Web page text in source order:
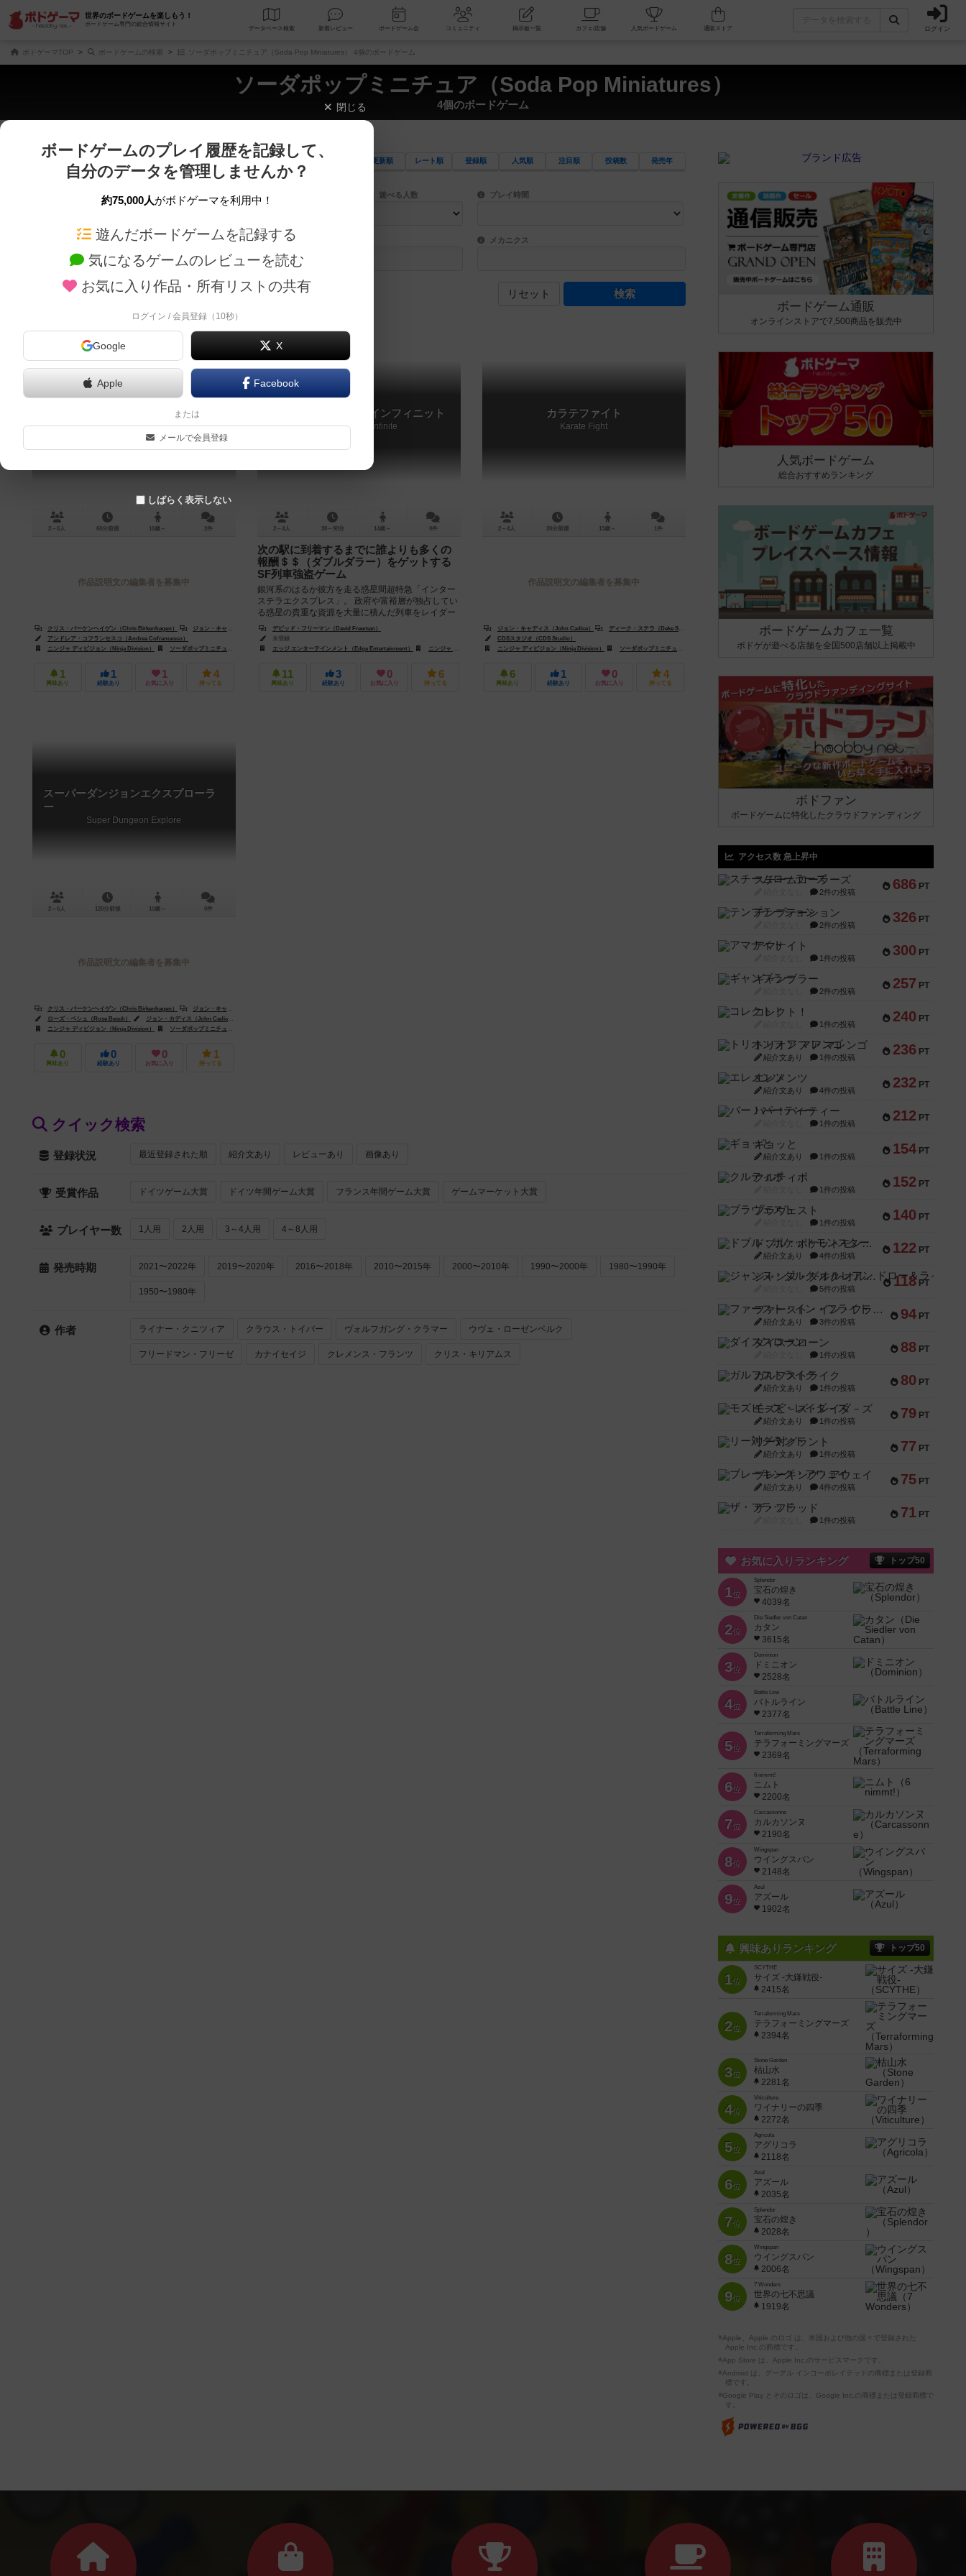
世界のボードゲームを楽しもう！
ボードゲーム専門の総合情報サイト
データベース 検索 新着レビュー ボードゲーム会 コミュニティ 掲示板一覧 カフェ/店舗 人気ボードゲーム ログイン
ボドゲーマTOP ボードゲームの検索 ソーダポップミニチュア（Soda Pop Miniatures） 4個のボードゲーム
ソーダポップミニチュア（Soda Pop Miniatures）
4個のボードゲーム
じっくり表示 更新順 レート順 登録順 人気順 注目順 投稿数 発売年
商品名、商品説明文、デザイナー名、テーマ名、メカニクス名を対象にフリーワード検索ができます。
ゲームデザイナー名を指定して検索できます。
ゲームデザイナー プレイ対象人数に含まれるボードゲームを指定します。
遊べる人数 目安となる所要時間を指定することができます。マニュアルを読む時間や参加者へのルール説明時間は含まれていないため、初めて
プレイ時間
対象年齢を指定します。 世界観や登場人物などモチーフ・ストーリーを指定することができます。直感的にゲームシステムを理解できるよう、中世ファンタジー・クッキング・海賊同士の対決など、ゲームコンセプトを絞
テーマ/フレーバー ゲーム性を構成するコアシステムです。主にボードゲームに慣れている方向けの絞込機能です。例えば「ダイスロール」はランダ
メカニクス
リセット
Tentacle Bento
2～6人 60分前後 16歳～ 2件
作品説明文の編集者を募集中
クリス・バーケンヘイゲン（Chris Birkenhagen） ジョン・キャディス（John Cadice）
ディーク・ステラ（Deke Stella）
アンドレア・コフランセスコ（Andrea Cofrancesco）
ニンジャ ディビジョン（Ninja Division）
ソーダポップミニチュア（Soda Pop Miniatures）
1
興味あり
1
経験あり
1
お気に入り
4
持ってる
レールレイダーズ・インフィニット
Rail Raiders Infinite
2～4人 30～90分 14歳～ 0件
次の駅に到着するまでに誰よりも多くの
報酬＄＄（ダブルダラー）をゲットする
SF列車強盗ゲーム
銀河系のはるか彼方を走る惑星間超特急「インター
ステラエクスプレス」。 政府や富裕層が独占してい
る惑星の貴重な資源を大量に積んだ列車をレイダー
達が一攫千金を狙い強襲を仕掛ける...
デビッド・フリーマン（David Freeman）
未登録
エッジ エンターテインメント（Edge Entertainment）
ニンジャ ディビジョン（Ninja Division） ソーダポップミニチュア（Soda Pop Miniatures）
11
興味あり
3
経験あり
0
お気に入り
6
持ってる
カラテファイト
Karate Fight
2～4人 20分前後 13歳～ 1件
作品説明文の編集者を募集中
ジョン・キャディス（John Cadice）
ディーク・ステラ（Deke Stella）
CDSスタジオ（CDS Studio）
ニンジャ ディビジョン（Ninja Division）
ソーダポップミニチュア（Soda Pop Miniatures）
6
興味あり
1
経験あり
0
お気に入り
4
持ってる
スーパーダンジョンエクスプローラ
ー
Super Dungeon Explore
2～6人 120分前後 10歳～ 0件
作品説明文の編集者を募集中
クリス・バーケンヘイゲン（Chris Birkenhagen） ジョン・キャディス（John Cadice）
ローズ・ベシェ（Rose Besch）
ジョン・カディス（John Cadice）
ニンジャ ディビジョン（Ninja Division）
ソーダポップミニチュア（Soda Pop Miniatures）
0
興味あり
0
経験あり
0
お気に入り
1
持ってる
クイック検索
登録状況 最近登録された順 紹介文あり レビューあり 画像あり
受賞作品 ドイツゲーム大賞 ドイツ年間ゲーム大賞 フランス年間ゲーム大賞 ゲームマーケット大賞
プレイヤー数 1人用 2人用 3～4人用 4～8人用
発売時期 2021〜2022年 2019〜2020年 2016〜2018年 2010〜2015年 2000〜2010年 1990〜2000年 1980〜1990年
1950〜1980年
作者 ライナー・クニツィア クラウス・トイバー ヴォルフガング・クラマー ウヴェ・ローゼンベルク
フリードマン・フリーゼ カナイセイジ クレメンス・フランツ クリス・キリアムス
ボードゲーム通販
オンラインストアで7,500商品を販売中
人気ボードゲーム
総合おすすめランキング
ボードゲームカフェ一覧
ボドゲが遊べる店舗を全国500店舗以上掲載中
ボドファン
ボードゲームに特化したクラウドファンディング
アクセス数 急上昇中
686 PT
スチームローラーズ
2件の投稿
326 PT
テンプテーション
2件の投稿
300 PT
アマナイト
1件の投稿
257 PT
ギャンブラー
2件の投稿
240 PT
コレクト！
1件の投稿
236 PT
トリオンフ ア マレンゴ
紹介文あり 1件の投稿
232 PT
エレメンツ
紹介文あり 4件の投稿
212 PT
バー！パーティー
1件の投稿
154 PT
ギョッと
紹介文あり 1件の投稿
152 PT
クルティボ
1件の投稿
140 PT
ブラヴェスト
1件の投稿
122 PT
ドブル：ポケットモンスター
紹介文あり 4件の投稿
118 PT
ジャンヌ・ダルク-オルレアン ドロー＆ライト
5件の投稿
94 PT
ファースト・イン・フライト
紹介文あり 3件の投稿
88 PT
ダイススローン
1件の投稿
80 PT
ガルフストライク
紹介文あり 1件の投稿
79 PT
モズビ－ズ・レイダ－ズ
紹介文あり 1件の投稿
77 PT
リー対グラント
紹介文あり 1件の投稿
75 PT
ブレーキング・アウェイ
紹介文あり 4件の投稿
71 PT
ザ・フラッド
1件の投稿
お気に入りランキング トップ50
1位
Splendor
宝石の煌き
4039名
2位
Die Siedler von Catan
カタン
3615名
3位
Dominion
ドミニオン
2528名
4位
Battle Line
バトルライン
2377名
5位
Terraforming Mars
テラフォーミングマーズ
2369名
6位
6 nimmt!
ニムト
2200名
7位
Carcassonne
カルカソンヌ
2190名
8位
Wingspan
ウイングスパン
2148名
9位
Azul
アズール
1902名
興味ありランキング トップ50
1位
SCYTHE
サイズ -大鎌戦役-
2415名
2位
Terraforming Mars
テラフォーミングマーズ
2394名
3位
Stone Garden
枯山水
2281名
4位
Viticulture
ワイナリーの四季
2272名
5位
Agricola
アグリコラ
2118名
6位
Azul
アズール
2035名
7位
Splendor
宝石の煌き
2028名
8位
Wingspan
ウイングスパン
2006名
9位
7 Wonders
世界の七不思議
1919名
※Apple、Apple のロゴ は、米国および他の国々で登録された
Apple Inc.の商標です。
※App Store は、Apple Inc.のサービスマークです。
※Android は、グーグル インコーポレイテッドの商標または登録商
標です。
※Google Play とそのロゴは、Google Inc.の商標または登録商標で
す。
閉じる
ボードゲームのプレイ履歴を記録して、
自分のデータを管理しませんか？
約75,000人がボドゲーマを利用中！
遊んだボードゲームを記録する
気になるゲームのレビューを読む
お気に入り作品・所有リストの共有
ログイン / 会員登録（10秒）
Google X
Apple Facebook
または
メールで会員登録
しばらく表示しない